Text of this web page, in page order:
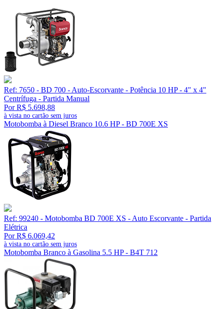
Ref: 7650 - BD 700 - Auto-Escorvante - Potência 10 HP - 4" x 4"
Centrífuga - Partida Manual
Por R$ 5.698,88
à vista no cartão sem juros
Motobomba à Diesel Branco 10.6 HP - BD 700E XS
Ref: 99240 - Motobomba BD 700E XS - Auto Escorvante - Partida
Elétrica
Por R$ 6.069,42
à vista no cartão sem juros
Motobomba Branco à Gasolina 5.5 HP - B4T 712